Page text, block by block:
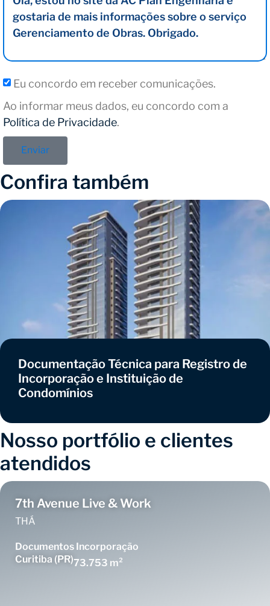
Eu concordo em receber comunicações.
Ao informar meus dados, eu concordo com a
Política de Privacidade.
Enviar
Confira também
Documentação Técnica para Registro de
Incorporação e Instituição de
Condomínios
Nosso portfólio e clientes
atendidos
7th Avenue Live & Work
THÁ
Documentos Incorporação
Curitiba (PR)73.753 m²